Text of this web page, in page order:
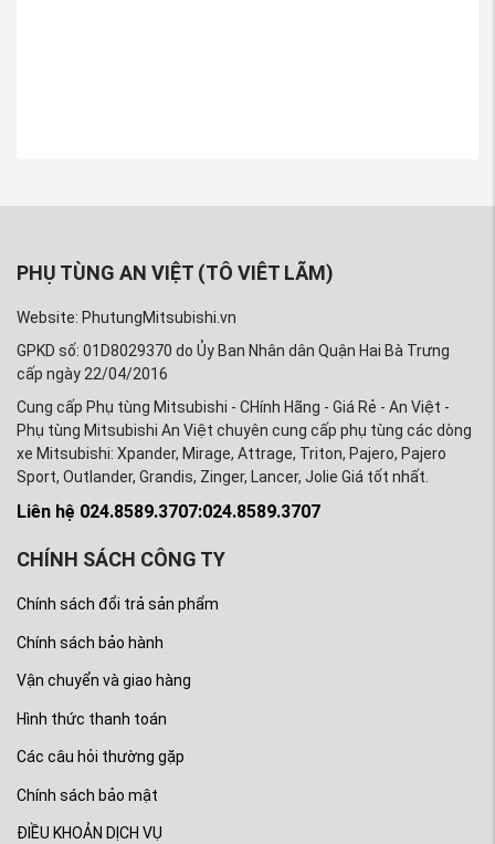
PHỤ TÙNG AN VIỆT (TÔ VIÊT LÃM)
Website: PhutungMitsubishi.vn
GPKD số: 01D8029370 do Ủy Ban Nhân dân Quận Hai Bà Trưng
cấp ngày 22/04/2016
Cung cấp Phụ tùng Mitsubishi - CHính Hãng - Giá Rẻ - An Việt -
Phụ tùng Mitsubishi An Việt chuyên cung cấp phụ tùng các dòng
xe Mitsubishi: Xpander, Mirage, Attrage, Triton, Pajero, Pajero
Sport, Outlander, Grandis, Zinger, Lancer, Jolie Giá tốt nhất.
Liên hệ 024.8589.3707:024.8589.3707
CHÍNH SÁCH CÔNG TY
Chính sách đổi trả sản phẩm
Chính sách bảo hành
Vận chuyển và giao hàng
Hình thức thanh toán
Các câu hỏi thường gặp
Chính sách bảo mật
ĐIỀU KHOẢN DỊCH VỤ